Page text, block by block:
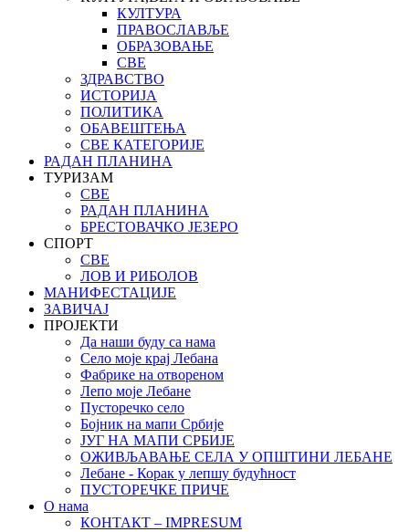
КУЛТУРА
ПРАВОСЛАВЉЕ
ОБРАЗОВАЊЕ
СВЕ
ЗДРАВСТВО
ИСТОРИЈА
ПОЛИТИКА
ОБАВЕШТЕЊА
СВЕ КАТЕГОРИЈЕ
РАДАН ПЛАНИНА
ТУРИЗАМ
СВЕ
РАДАН ПЛАНИНА
БРЕСТОВАЧКО ЈЕЗЕРО
СПОРТ
СВЕ
ЛОВ И РИБОЛОВ
МАНИФЕСТАЦИЈЕ
ЗАВИЧАЈ
ПРОЈЕКТИ
Да наши буду са нама
Село моје крај Лебана
Фабрике на отвореном
Лепо моје Лебане
Пусторечко село
Бојник на мапи Србије
ЈУГ НА МАПИ СРБИЈЕ
ОЖИВЉАВАЊЕ СЕЛА У ОПШТИНИ ЛЕБАНЕ
Лебане - Корак у лепшу будућност
ПУСТОРЕЧКЕ ПРИЧЕ
О нама
КОНТАКТ – IMPRESUM